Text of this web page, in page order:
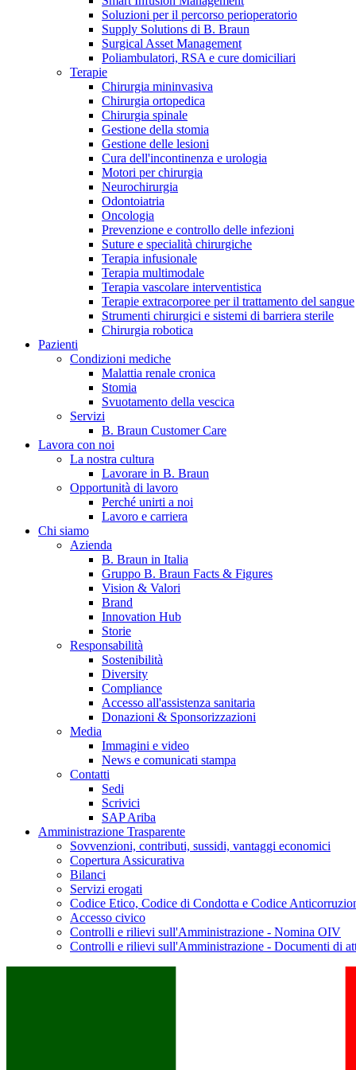
Catalogo prodotti
Trova il prodotto che stai cercando. Visita il catalogo B. Braun
Campione stomia o cateteri
Richiedi gratuitamente un campione al nostro Customer Care,
Trova la tua opportunità di lavoro!
Scopri le opportunità di carriera del Gruppo B. Braun. Visita
Contatti
Hai domande o richieste? Scrivici per entrare subito in contatto
Soluzioni per il percorso perioperatorio
Supply Solutions di B. Braun
Surgical Asset Management
Poliambulatori, RSA e cure domiciliari
Terapie
Chirurgia mininvasiva
Chirurgia ortopedica
Chirurgia spinale
Gestione della stomia
Gestione delle lesioni
Cura dell'incontinenza e urologia
Motori per chirurgia
Neurochirurgia
Odontoiatria
Oncologia
Prevenzione e controllo delle infezioni
Suture e specialità chirurgiche
Terapia infusionale
Terapia multimodale
Terapia vascolare interventistica
Terapie extracorporee per il trattamento del sangue
Strumenti chirurgici e sistemi di barriera sterile
Chirurgia robotica
Pazienti
Condizioni mediche
Malattia renale cronica
Stomia
Svuotamento della vescica
Servizi
B. Braun Customer Care
Lavora con noi
La nostra cultura
Lavorare in B. Braun
Opportunità di lavoro
Perché unirti a noi
Lavoro e carriera
Chi siamo
Azienda
B. Braun in Italia
Gruppo B. Braun Facts & Figures
Vision & Valori
Brand
Innovation Hub
Storie
Responsabilità
Sostenibilità
Diversity
Compliance
Accesso all'assistenza sanitaria
Donazioni & Sponsorizzazioni
Media
Immagini e video
News e comunicati stampa
Contatti
Sedi
Scrivici
SAP Ariba
Amministrazione Trasparente
Sovvenzioni, contributi, sussidi, vantaggi economici
Copertura Assicurativa
Bilanci
Servizi erogati
Codice Etico, Codice di Condotta e Codice
Accesso civico
Controlli e rilievi sull'Amministrazione - Nomina OIV
Controlli e rilievi sull'Amministrazione - Documenti di